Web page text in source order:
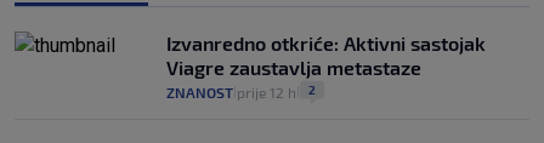
Izvanredno otkriće: Aktivni sastojak
Viagre zaustavlja metastaze
ZNANOST prije 12 h 2